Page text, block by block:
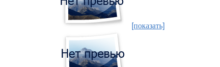
[показать]